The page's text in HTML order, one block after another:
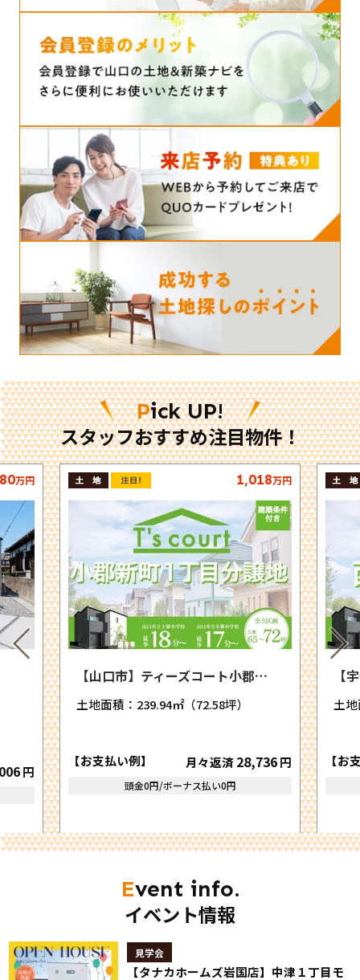
Pick UP!
スタッフおすすめ注目物件！
万円
円
1,018万円
【山口市】ティーズコート小郡…
土地面積： 239.94㎡（72.58坪）
【お支払い例】 月々返済 28,736円
頭金0円/ボーナス払い0円
【
土
【お
Event info.
イベント情報
見学会
【タナカホームズ岩国店】中津１丁目モ